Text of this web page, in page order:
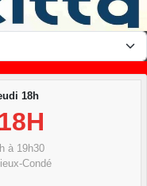
18h
à 19h30
Condé